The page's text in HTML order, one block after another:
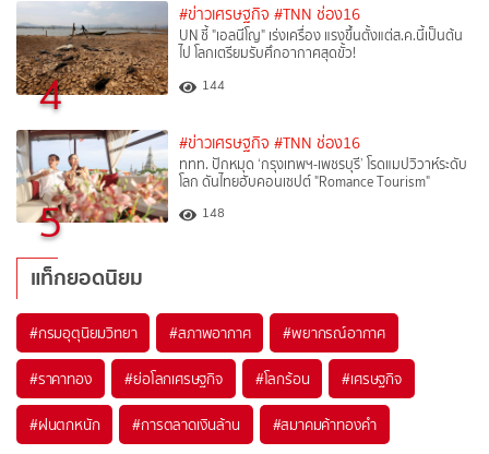
4
#ข่าวเศรษฐกิจ #TNN ช่อง16
UN ชี้ "เอลนีโญ" เร่งเครื่อง แรงขึ้นตั้งแต่ส.ค.นี้เป็นต้น
ไป โลกเตรียมรับศึกอากาศสุดขั้ว!
144
5
#ข่าวเศรษฐกิจ #TNN ช่อง16
ททท. ปักหมุด ‘กรุงเทพฯ-เพชรบุรี’ โรดแมปวิวาห์ระดับ
โลก ดันไทยฮับคอนเซปต์ "Romance Tourism"
148
แท็กยอดนิยม
#กรมอุตุนิยมวิทยา #สภาพอากาศ #พยากรณ์อากาศ
#ราคาทอง #ย่อโลกเศรษฐกิจ #โลกร้อน #เศรษฐกิจ
#ฝนตกหนัก #การตลาดเงินล้าน #สมาคมค้าทองคำ